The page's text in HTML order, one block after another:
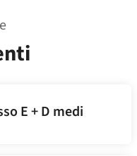
E + D medi